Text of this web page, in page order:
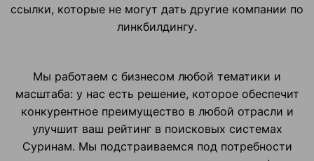
ссылки, которые не могут дать другие компании по
линкбилдингу.
Мы работаем с бизнесом любой тематики и
масштаба: у нас есть решение, которое обеспечит
конкурентное преимущество в любой отрасли и
улучшит ваш рейтинг в поисковых системах
Суринам. Мы подстраиваемся под потребности